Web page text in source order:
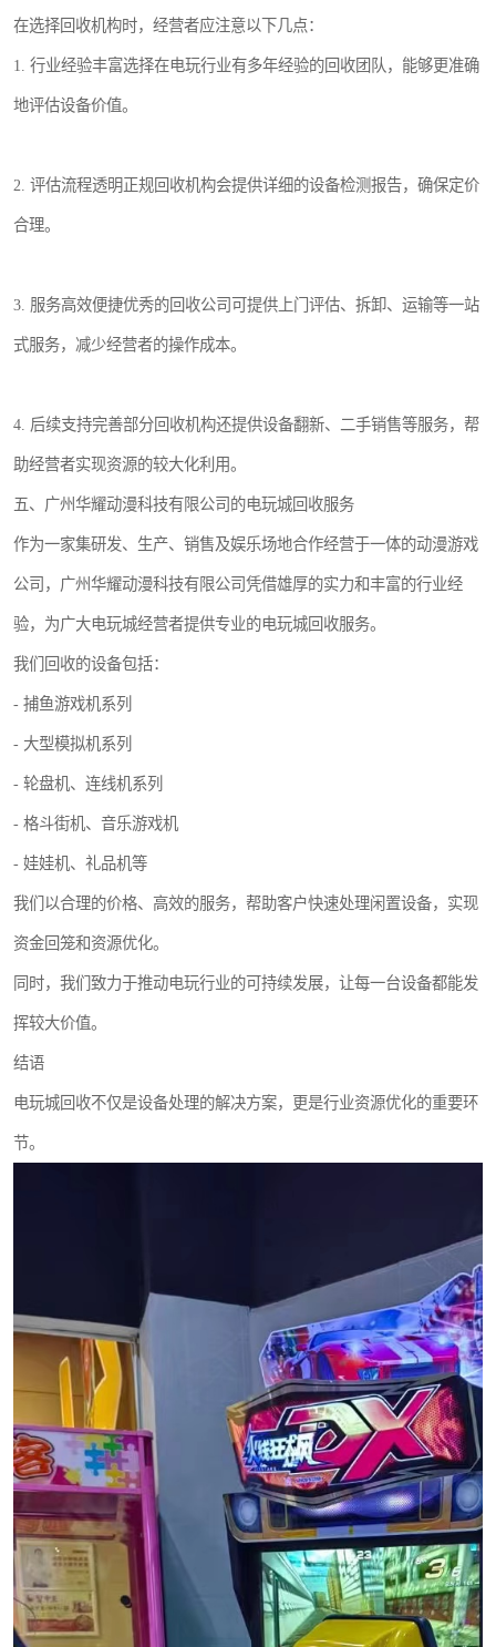
在选择回收机构时，经营者应注意以下几点：
1. 行业经验丰富选择在电玩行业有多年经验的回收团队，能够更准确
地评估设备价值。
2. 评估流程透明正规回收机构会提供详细的设备检测报告，确保定价
合理。
3. 服务高效便捷优秀的回收公司可提供上门评估、拆卸、运输等一站
式服务，减少经营者的操作成本。
4. 后续支持完善部分回收机构还提供设备翻新、二手销售等服务，帮
助经营者实现资源的较大化利用。
五、广州华耀动漫科技有限公司的电玩城回收服务
作为一家集研发、生产、销售及娱乐场地合作经营于一体的动漫游戏
公司，广州华耀动漫科技有限公司凭借雄厚的实力和丰富的行业经
验，为广大电玩城经营者提供专业的电玩城回收服务。
我们回收的设备包括：
- 捕鱼游戏机系列
- 大型模拟机系列
- 轮盘机、连线机系列
- 格斗街机、音乐游戏机
- 娃娃机、礼品机等
我们以合理的价格、高效的服务，帮助客户快速处理闲置设备，实现
资金回笼和资源优化。
同时，我们致力于推动电玩行业的可持续发展，让每一台设备都能发
挥较大价值。
结语
电玩城回收不仅是设备处理的解决方案，更是行业资源优化的重要环
节。